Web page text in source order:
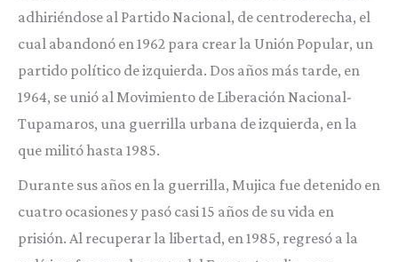
adhiriéndose al Partido Nacional, de centroderecha, el
cual abandonó en 1962 para crear la Unión Popular, un
partido político de izquierda. Dos años más tarde, en
1964, se unió al Movimiento de Liberación Nacional-
Tupamaros, una guerrilla urbana de izquierda, en la
que militó hasta 1985.
Durante sus años en la guerrilla, Mujica fue detenido en
cuatro ocasiones y pasó casi 15 años de su vida en
prisión. Al recuperar la libertad, en 1985, regresó a la